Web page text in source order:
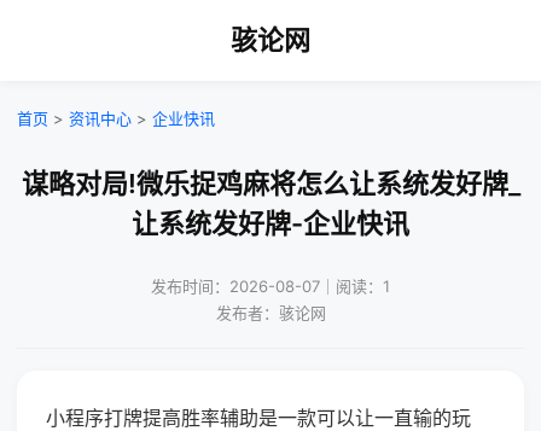
骇论网
首页 > 资讯中心 > 企业快讯
谋略对局!微乐捉鸡麻将怎么让系统发好牌_
让系统发好牌-企业快讯
发布时间：2026-08-07｜阅读：1
发布者：骇论网
小程序打牌提高胜率辅助是一款可以让一直输的玩